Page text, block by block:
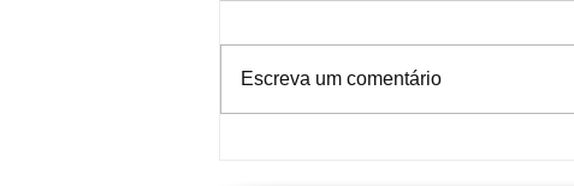
Escreva um comentário